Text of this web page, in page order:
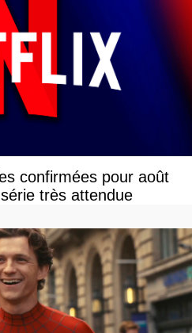
confirmées pour août
très attendue